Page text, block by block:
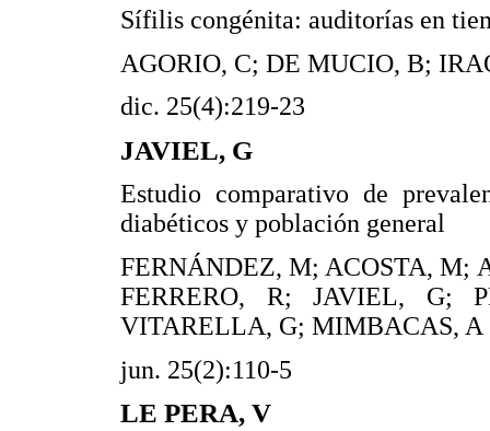
Sífilis congénita: auditorías en
AGORIO, C; DE MUCIO, B;
dic. 25(4):219-23
JAVIEL, G
Estudio comparativo de
diabéticos y población general
FERNÁNDEZ, M; ACOSTA, M;
FERRERO, R; JAVIEL, G;
VITARELLA, G; MIMBACAS, A
jun. 25(2):110-5
LE PERA, V